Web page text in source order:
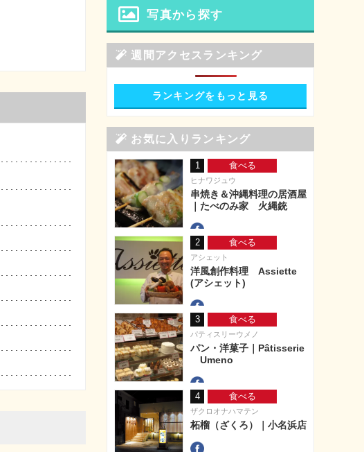
写真から探す
週間アクセスランキング
ランキングをもっと見る
お気に入りランキング
1 食べる
ヒナワジュウ
串焼き＆沖縄料理の居酒屋
｜たべのみ家 火縄銃
2 食べる
アシェット
洋風創作料理 Assiette
(アシェット)
3 食べる
パティスリーウメノ
パン・洋菓子｜Pâtisserie
Umeno
4 食べる
ザクロオナハマテン
柘榴（ざくろ）｜小名浜店